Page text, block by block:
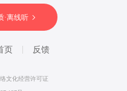
·离线听
页 反馈
络文化经营许可证